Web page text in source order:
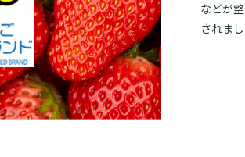
などが
されまし